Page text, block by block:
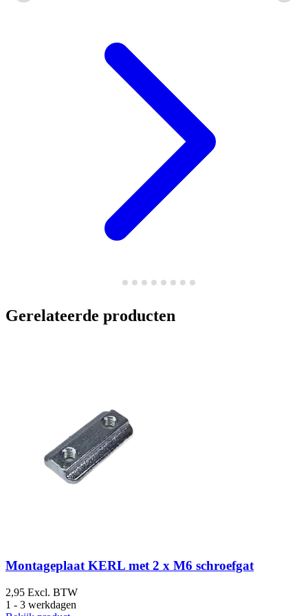
Gerelateerde producten
Montageplaat KERL met 2 x M6 schroefgat
2,95 Excl. BTW
1 - 3 werkdagen